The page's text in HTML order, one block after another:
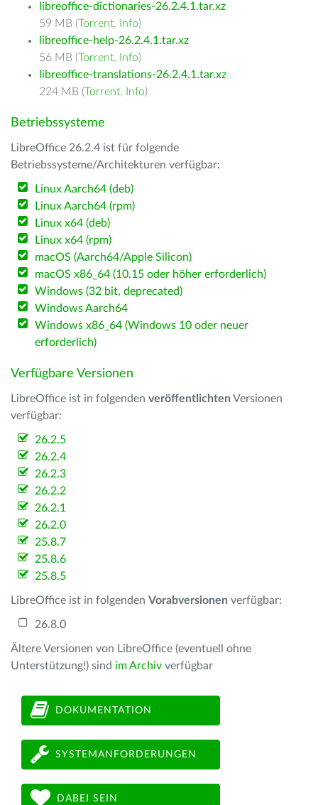
libreoffice-dictionaries-26.2.4.1.tar.xz
59 MB (Torrent, Info)
libreoffice-help-26.2.4.1.tar.xz
56 MB (Torrent, Info)
libreoffice-translations-26.2.4.1.tar.xz
224 MB (Torrent, Info)
Betriebssysteme
LibreOffice 26.2.4 ist für folgende
Betriebssysteme/Architekturen verfügbar:
Linux Aarch64 (deb)
Linux Aarch64 (rpm)
Linux x64 (deb)
Linux x64 (rpm)
macOS (Aarch64/Apple Silicon)
macOS x86_64 (10.15 oder höher erforderlich)
Windows (32 bit, deprecated)
Windows Aarch64
Windows x86_64 (Windows 10 oder neuer
erforderlich)
Verfügbare Versionen
LibreOffice ist in folgenden veröffentlichten Versionen
verfügbar:
26.2.5
26.2.4
26.2.3
26.2.2
26.2.1
26.2.0
25.8.7
25.8.6
25.8.5
LibreOffice ist in folgenden Vorabversionen verfügbar:
26.8.0
Ältere Versionen von LibreOffice (eventuell ohne
Unterstützung!) sind im Archiv verfügbar
DOKUMENTATION
SYSTEMANFORDERUNGEN
DABEI SEIN